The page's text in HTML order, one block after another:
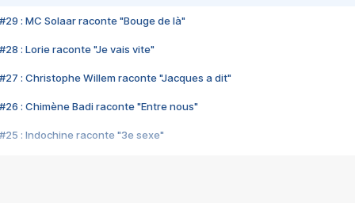
#29 : MC Solaar raconte "Bouge de là"
#28 : Lorie raconte "Je vais vite"
#27 : Christophe Willem raconte "Jacques a dit"
#26 : Chimène Badi raconte "Entre nous"
#25 : Indochine raconte "3e sexe"